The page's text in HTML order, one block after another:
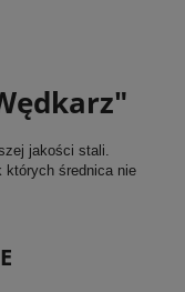
jakości stali.
których średnica nie